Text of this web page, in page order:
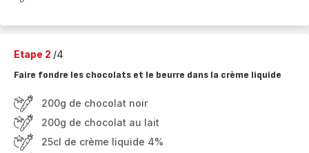
Etape 2 /4
Faire fondre les chocolats et le beurre dans la crème liquide
200g de chocolat noir
200g de chocolat au lait
25cl de crème liquide 4%